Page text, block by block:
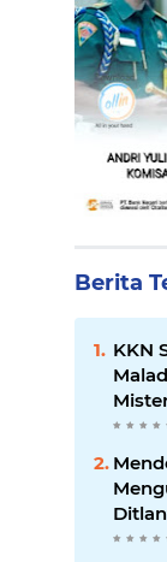
Berita
KKN